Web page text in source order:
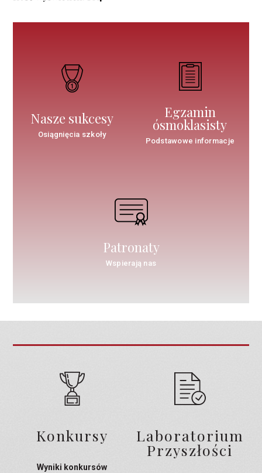
Nasze sukcesy
Osiągnięcia szkoły
Egzamin
ósmoklasisty
Podstawowe informacje
Patronaty
Wspierają nas
Konkursy
Wyniki konkursów
Laboratorium
Przyszłości